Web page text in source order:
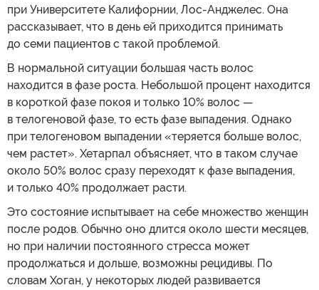
при Университете Калифорнии, Лос-Анджелес. Она
рассказывает, что в день ей приходится принимать
до семи пациентов с такой проблемой.
В нормальной ситуации большая часть волос
находится в фазе роста. Небольшой процент находится
в короткой фазе покоя и только 10% волос —
в телогеновой фазе, то есть фазе выпадения. Однако
при телогеновом выпадении «теряется больше волос,
чем растет». Хетарпал объясняет, что в таком случае
около 50% волос сразу переходят к фазе выпадения,
и только 40% продолжает расти.
Это состояние испытывает на себе множество женщин
после родов. Обычно оно длится около шести месяцев,
но при наличии постоянного стресса может
продолжаться и дольше, возможны рецидивы. По
словам Хоган, у некоторых людей развивается